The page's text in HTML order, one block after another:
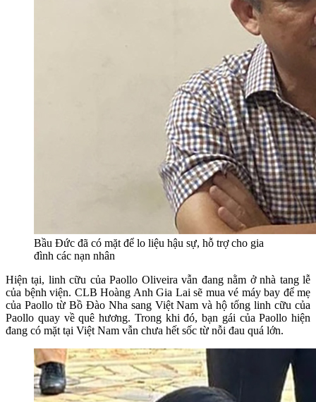
Bầu Đức đã có mặt để lo liệu hậu sự, hỗ trợ cho gia
đình các nạn nhân
Hiện tại, linh cữu của Paollo Oliveira vẫn đang nằm ở nhà tang lễ
của bệnh viện. CLB Hoàng Anh Gia Lai sẽ mua vé máy bay để mẹ
của Paollo từ Bồ Đào Nha sang Việt Nam và hộ tống linh cữu của
Paollo quay về quê hương. Trong khi đó, bạn gái của Paollo hiện
đang có mặt tại Việt Nam vẫn chưa hết sốc từ nỗi đau quá lớn.